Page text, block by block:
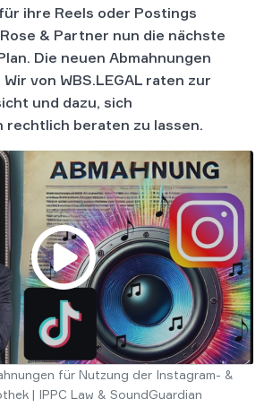
ihre Reels oder Postings
& Partner nun die nächste
Die neuen Abmahnungen
von WBS.LEGAL raten zur
und dazu, sich
rechtlich beraten zu lassen.
für Nutzung der Instagram- &
| IPPC Law & SoundGuardian